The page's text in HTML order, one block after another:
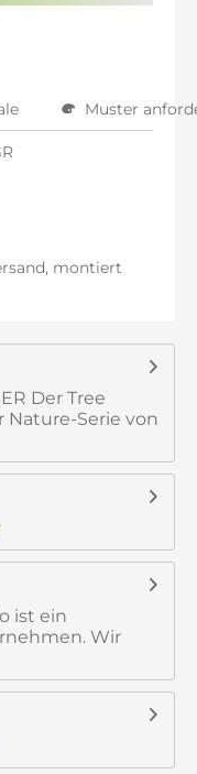
Muster
montiert
Der Tree
Nature-Serie von
ist ein
Wir